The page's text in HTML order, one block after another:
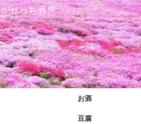
がせっち酒房
お酒
豆腐